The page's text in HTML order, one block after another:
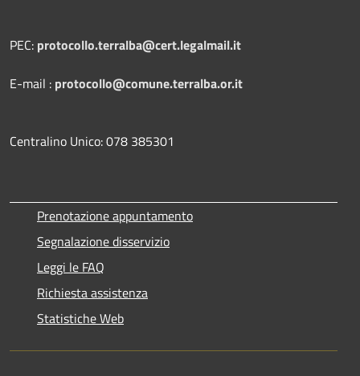
PEC: protocollo.terralba@cert.legalmail.it
E-mail : protocollo@comune.terralba.or.it
Centralino Unico: 078 385301
Prenotazione appuntamento
Segnalazione disservizio
Leggi le FAQ
Richiesta assistenza
Statistiche Web